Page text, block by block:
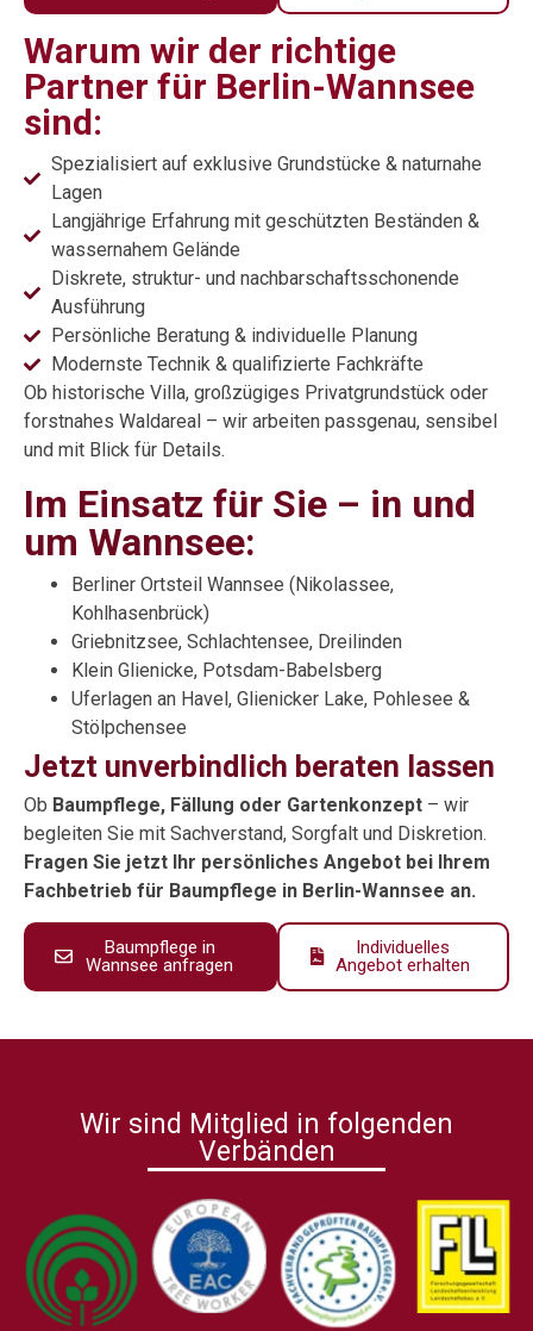
Warum wir der richtige
Partner für Berlin-Wannsee
sind:
Spezialisiert auf exklusive Grundstücke & naturnahe
Lagen
Langjährige Erfahrung mit geschützten Beständen &
wassernahem Gelände
Diskrete, struktur- und nachbarschaftsschonende
Ausführung
Persönliche Beratung & individuelle Planung
Modernste Technik & qualifizierte Fachkräfte
Ob historische Villa, großzügiges Privatgrundstück oder
forstnahes Waldareal – wir arbeiten passgenau, sensibel
und mit Blick für Details.
Im Einsatz für Sie – in und
um Wannsee:
Berliner Ortsteil Wannsee (Nikolassee,
Kohlhasenbrück)
Griebnitzsee, Schlachtensee, Dreilinden
Klein Glienicke, Potsdam-Babelsberg
Uferlagen an Havel, Glienicker Lake, Pohlesee &
Stölpchensee
Jetzt unverbindlich beraten lassen
Ob Baumpflege, Fällung oder Gartenkonzept – wir
begleiten Sie mit Sachverstand, Sorgfalt und Diskretion.
Fragen Sie jetzt Ihr persönliches Angebot bei Ihrem
Fachbetrieb für Baumpflege in Berlin-Wannsee an.
Baumpflege in
Wannsee anfragen
Individuelles
Angebot erhalten
Wir sind Mitglied in folgenden
Verbänden